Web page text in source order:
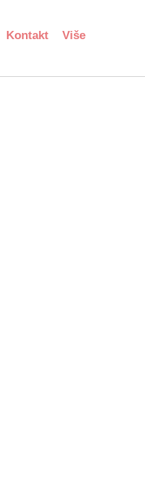
Kontakt Više